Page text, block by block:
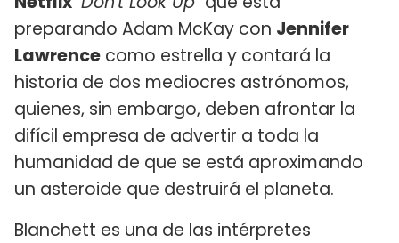
preparando Adam McKay con Jennifer
Lawrence como estrella y contará la
historia de dos mediocres astrónomos,
quienes, sin embargo, deben afrontar la
difícil empresa de advertir a toda la
humanidad de que se está aproximando
un asteroide que destruirá el planeta.
Blanchett es una de las intérpretes